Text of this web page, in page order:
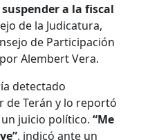
suspender a la fiscal
de la Judicatura,
de Participación
Alembert Vera.
detectado
de Terán y lo reportó
juicio político. “Me
, indicó ante un